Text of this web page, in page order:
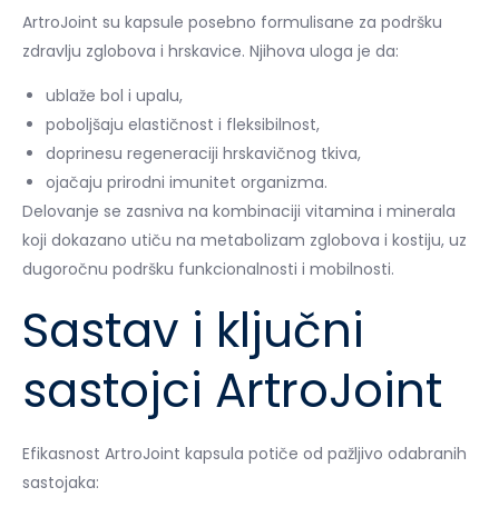
ArtroJoint su kapsule posebno formulisane za podršku
zdravlju zglobova i hrskavice. Njihova uloga je da:
ublaže bol i upalu,
poboljšaju elastičnost i fleksibilnost,
doprinesu regeneraciji hrskavičnog tkiva,
ojačaju prirodni imunitet organizma.
Delovanje se zasniva na kombinaciji vitamina i minerala
koji dokazano utiču na metabolizam zglobova i kostiju, uz
dugoročnu podršku funkcionalnosti i mobilnosti.
Sastav i ključni
sastojci ArtroJoint
Efikasnost ArtroJoint kapsula potiče od pažljivo odabranih
sastojaka: